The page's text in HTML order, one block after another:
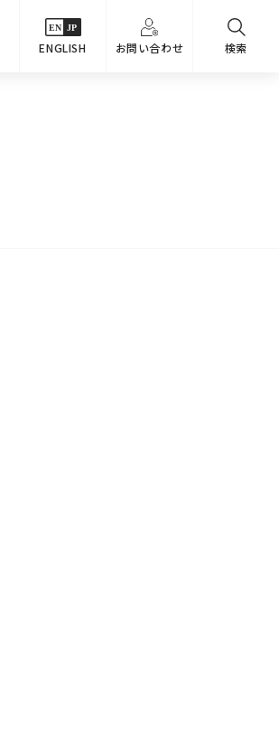
ENGLISH お問い合わせ 検索